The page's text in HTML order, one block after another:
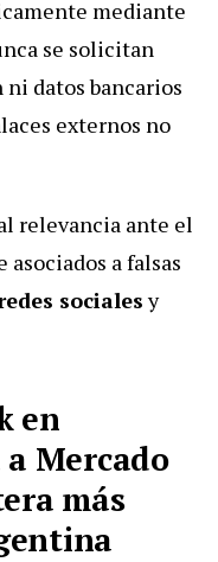
mediante
se solicitan
datos bancarios
externos no
relevancia ante el
a falsas
socialesy
en
Mercado
más